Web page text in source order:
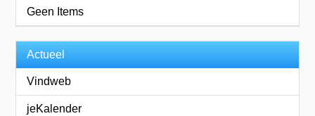
Geen Items
Actueel
Vindweb
jeKalender